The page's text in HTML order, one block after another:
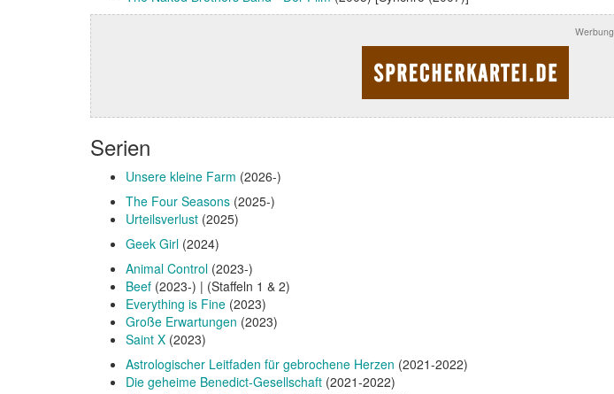
Werbung
Serien
Unsere kleine Farm (2026-)
The Four Seasons (2025-)
Urteilsverlust (2025)
Geek Girl (2024)
Animal Control (2023-)
Beef (2023-) | (Staffeln 1 & 2)
Everything is Fine (2023)
Große Erwartungen (2023)
Saint X (2023)
Astrologischer Leitfaden für gebrochene Herzen (2021-2022)
Die geheime Benedict-Gesellschaft (2021-2022)